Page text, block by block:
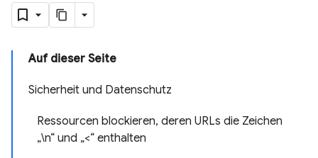
Auf dieser Seite
Sicherheit und Datenschutz
Ressourcen blockieren, deren URLs die Zeichen
„\n“ und „<“ enthalten